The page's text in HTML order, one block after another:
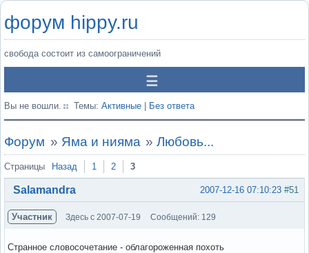
форум hippy.ru
свобода состоит из самоограничений
Вы не вошли. Темы: Активные Без ответа
Форум » Яма и нияма »Любовь...
Страницы Назад 1 2 3
#51
2007-12-16 07:10:23
Salamandra
Участник Здесь с 2007-07-19 Сообщений: 129
Странное словосочетание - облагороженная похоть